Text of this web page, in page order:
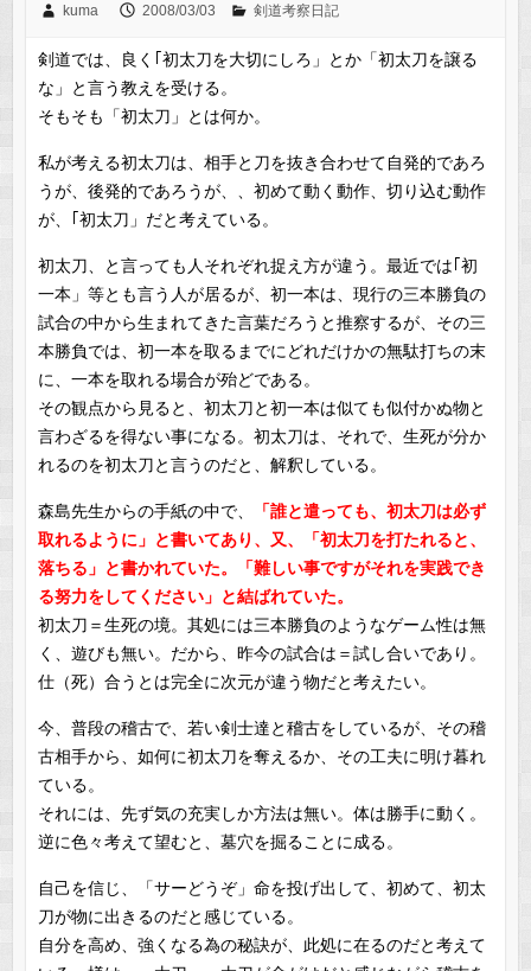
kuma 2008/03/03 剣道考察日記
剣道では、良く｢初太刀を大切にしろ」とか「初太刀を譲る
な」と言う教えを受ける。
そもそも「初太刀」とは何か。
私が考える初太刀は、相手と刀を抜き合わせて自発的であろ
うが、後発的であろうが、、初めて動く動作、切り込む動作
が、｢初太刀」だと考えている。
初太刀、と言っても人それぞれ捉え方が違う。最近では｢初
一本」等とも言う人が居るが、初一本は、現行の三本勝負の
試合の中から生まれてきた言葉だろうと推察するが、その三
本勝負では、初一本を取るまでにどれだけかの無駄打ちの末
に、一本を取れる場合が殆どである。
その観点から見ると、初太刀と初一本は似ても似付かぬ物と
言わざるを得ない事になる。初太刀は、それで、生死が分か
れるのを初太刀と言うのだと、解釈している。
森島先生からの手紙の中で、
「誰と遣っても、初太刀は必ず
取れるように」と書いてあり、又、「初太刀を打たれると、
落ちる」と書かれていた。「難しい事ですがそれを実践でき
る努力をしてください」と結ばれていた。
初太刀＝生死の境。其処には三本勝負のようなゲーム性は無
く、遊びも無い。だから、昨今の試合は＝試し合いであり。
仕（死）合うとは完全に次元が違う物だと考えたい。
今、普段の稽古で、若い剣士達と稽古をしているが、その稽
古相手から、如何に初太刀を奪えるか、その工夫に明け暮れ
ている。
それには、先ず気の充実しか方法は無い。体は勝手に動く。
逆に色々考えて望むと、墓穴を掘ることに成る。
自己を信じ、「サーどうぞ」命を投げ出して、初めて、初太
刀が物に出きるのだと感じている。
自分を高め、強くなる為の秘訣が、此処に在るのだと考えて